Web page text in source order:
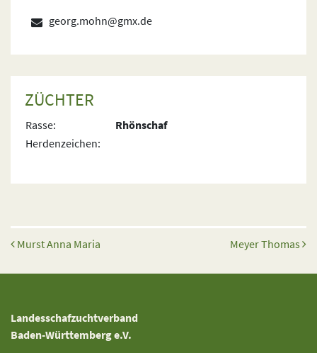
georg.mohn@gmx.de
ZÜCHTER
Rasse:
Rhönschaf
Herdenzeichen:
Beitrags-Navigation
Murst Anna Maria Meyer Thomas
Landesschafzuchtverband
Baden-Württemberg e.V.